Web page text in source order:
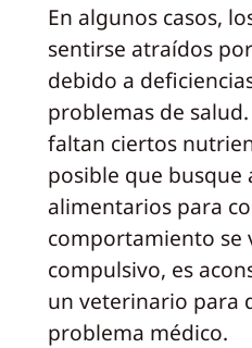
En algunos casos,
sentirse atraídos
debido a
problemas de
faltan ciertos
posible que busque
alimentarios para
comportamiento se
compulsivo, es
un veterinario para
problema médico.